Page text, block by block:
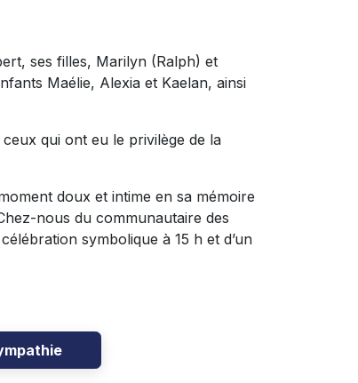
ses filles, Marilyn (Ralph) et
Maélie, Alexia et Kaelan, ainsi
qui ont eu le privilège de la
doux et intime en sa mémoire
nous du communautaire des
symbolique à 15 h et d’un